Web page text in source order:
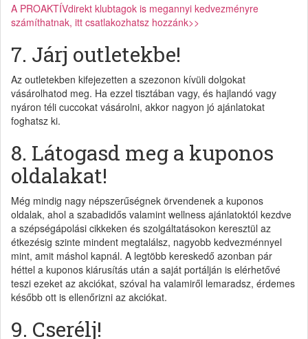
A PROAKTÍVdirekt klubtagok is megannyi kedvezményre
számíthatnak, itt csatlakozhatsz hozzánk>>
7. Járj outletekbe!
Az outletekben kifejezetten a szezonon kívüli dolgokat
vásárolhatod meg. Ha ezzel tisztában vagy, és hajlandó vagy
nyáron téli cuccokat vásárolni, akkor nagyon jó ajánlatokat
foghatsz ki.
8. Látogasd meg a kuponos
oldalakat!
Még mindig nagy népszerűségnek örvendenek a kuponos
oldalak, ahol a szabadidős valamint wellness ajánlatoktól kezdve
a szépségápolási cikkeken és szolgáltatásokon keresztül az
étkezésig szinte mindent megtalálsz, nagyobb kedvezménnyel
mint, amit máshol kapnál. A legtöbb kereskedő azonban pár
héttel a kuponos kiárusítás után a saját portálján is elérhetővé
teszi ezeket az akciókat, szóval ha valamiről lemaradsz, érdemes
később ott is ellenőrizni az akciókat.
9. Cserélj!